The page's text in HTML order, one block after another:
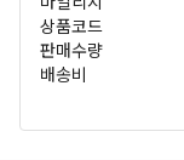
상품코드
판매수량
배송비